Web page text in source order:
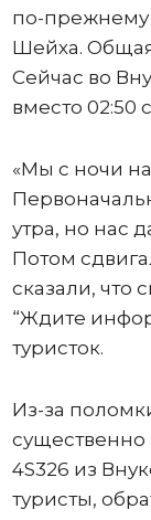
по-прежнему
Шейха.
Сейчас во
вместо 02:50
«Мы с ночи
утра, но нас
Потом
сказали, что
“Ждите
туристок.
Из-за
существенно
4S326 из
туристы,